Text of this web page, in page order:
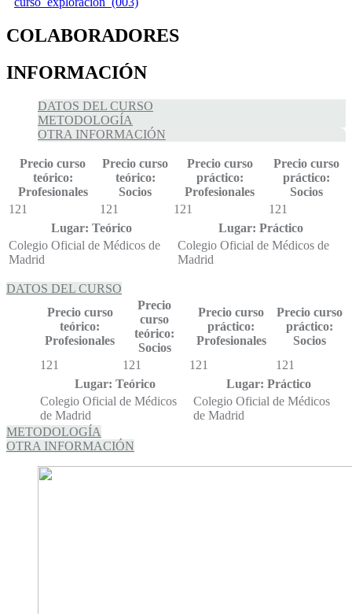
COLABORADORES
INFORMACIÓN
DATOS DEL CURSO
METODOLOGÍA
OTRA INFORMACIÓN
Precio curso
teórico:
Profesionales
Precio curso
teórico:
Socios
Precio curso
práctico:
Profesionales
Precio curso
práctico:
Socios
121
121 121
121
Lugar: Teórico
Lugar: Práctico
Colegio Oficial de Médicos de
Madrid
Colegio Oficial de Médicos de
Madrid
DATOS DEL CURSO
Precio curso
teórico:
Profesionales
Precio
curso
teórico:
Socios
Precio curso
práctico:
Profesionales
Precio curso
práctico:
Socios
121
121 121
121
Lugar: Teórico
Lugar: Práctico
Colegio Oficial de Médicos
de Madrid
Colegio Oficial de Médicos
de Madrid
METODOLOGÍA
OTRA INFORMACIÓN